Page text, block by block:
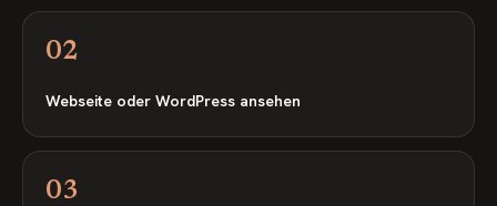
02
Webseite oder WordPress ansehen
03